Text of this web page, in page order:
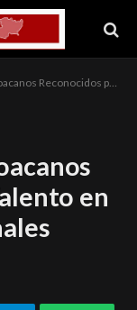
su Talento en los Concursos Nacionales
en